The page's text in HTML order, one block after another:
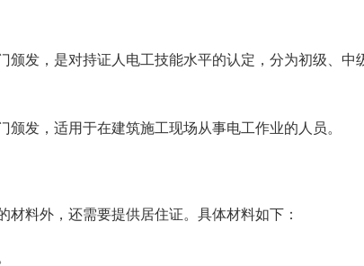
颁发，是对持证人电工技能水平的认定，分为初级、中
发，适用于在建筑施工现场从事电工作业的人员。
料外，还需要提供居住证。具体材料如下：